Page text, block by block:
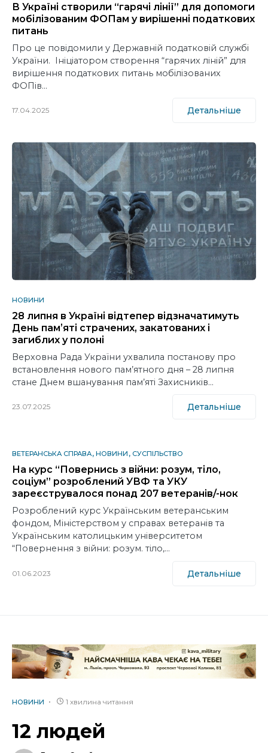
В Україні створили “гарячі лінії” для допомоги
мобілізованим ФОПам у вирішенні податкових
питань
Про це повідомили у Державній податковій службі
України. Ініціатором створення “гарячих ліній” для
вирішення податкових питань мобілізованих
ФОПів…
17.04.2025 Детальніше
НОВИНИ
28 липня в Україні відтепер відзначатимуть
День памʼяті страчених, закатованих і
загиблих у полоні
Верховна Рада України ухвалила постанову про
встановлення нового пам’ятного дня – 28 липня
стане Днем вшанування пам’яті Захисників…
23.07.2025 Детальніше
ВЕТЕРАНСЬКА СПРАВА НОВИНИ СУСПІЛЬСТВО
На курс “Повернись з війни: розум, тіло,
соціум” розроблений УВФ та УКУ
зареєструвалося понад 207 ветеранів/-нок
Розроблений курс Українським ветеранським
фондом, Міністерством у справах ветеранів та
Українським католицьким університетом
“Повернення з війни: розум. тіло,…
01.06.2023 Детальніше
НОВИНИ 1 хвилина читання
12 людей